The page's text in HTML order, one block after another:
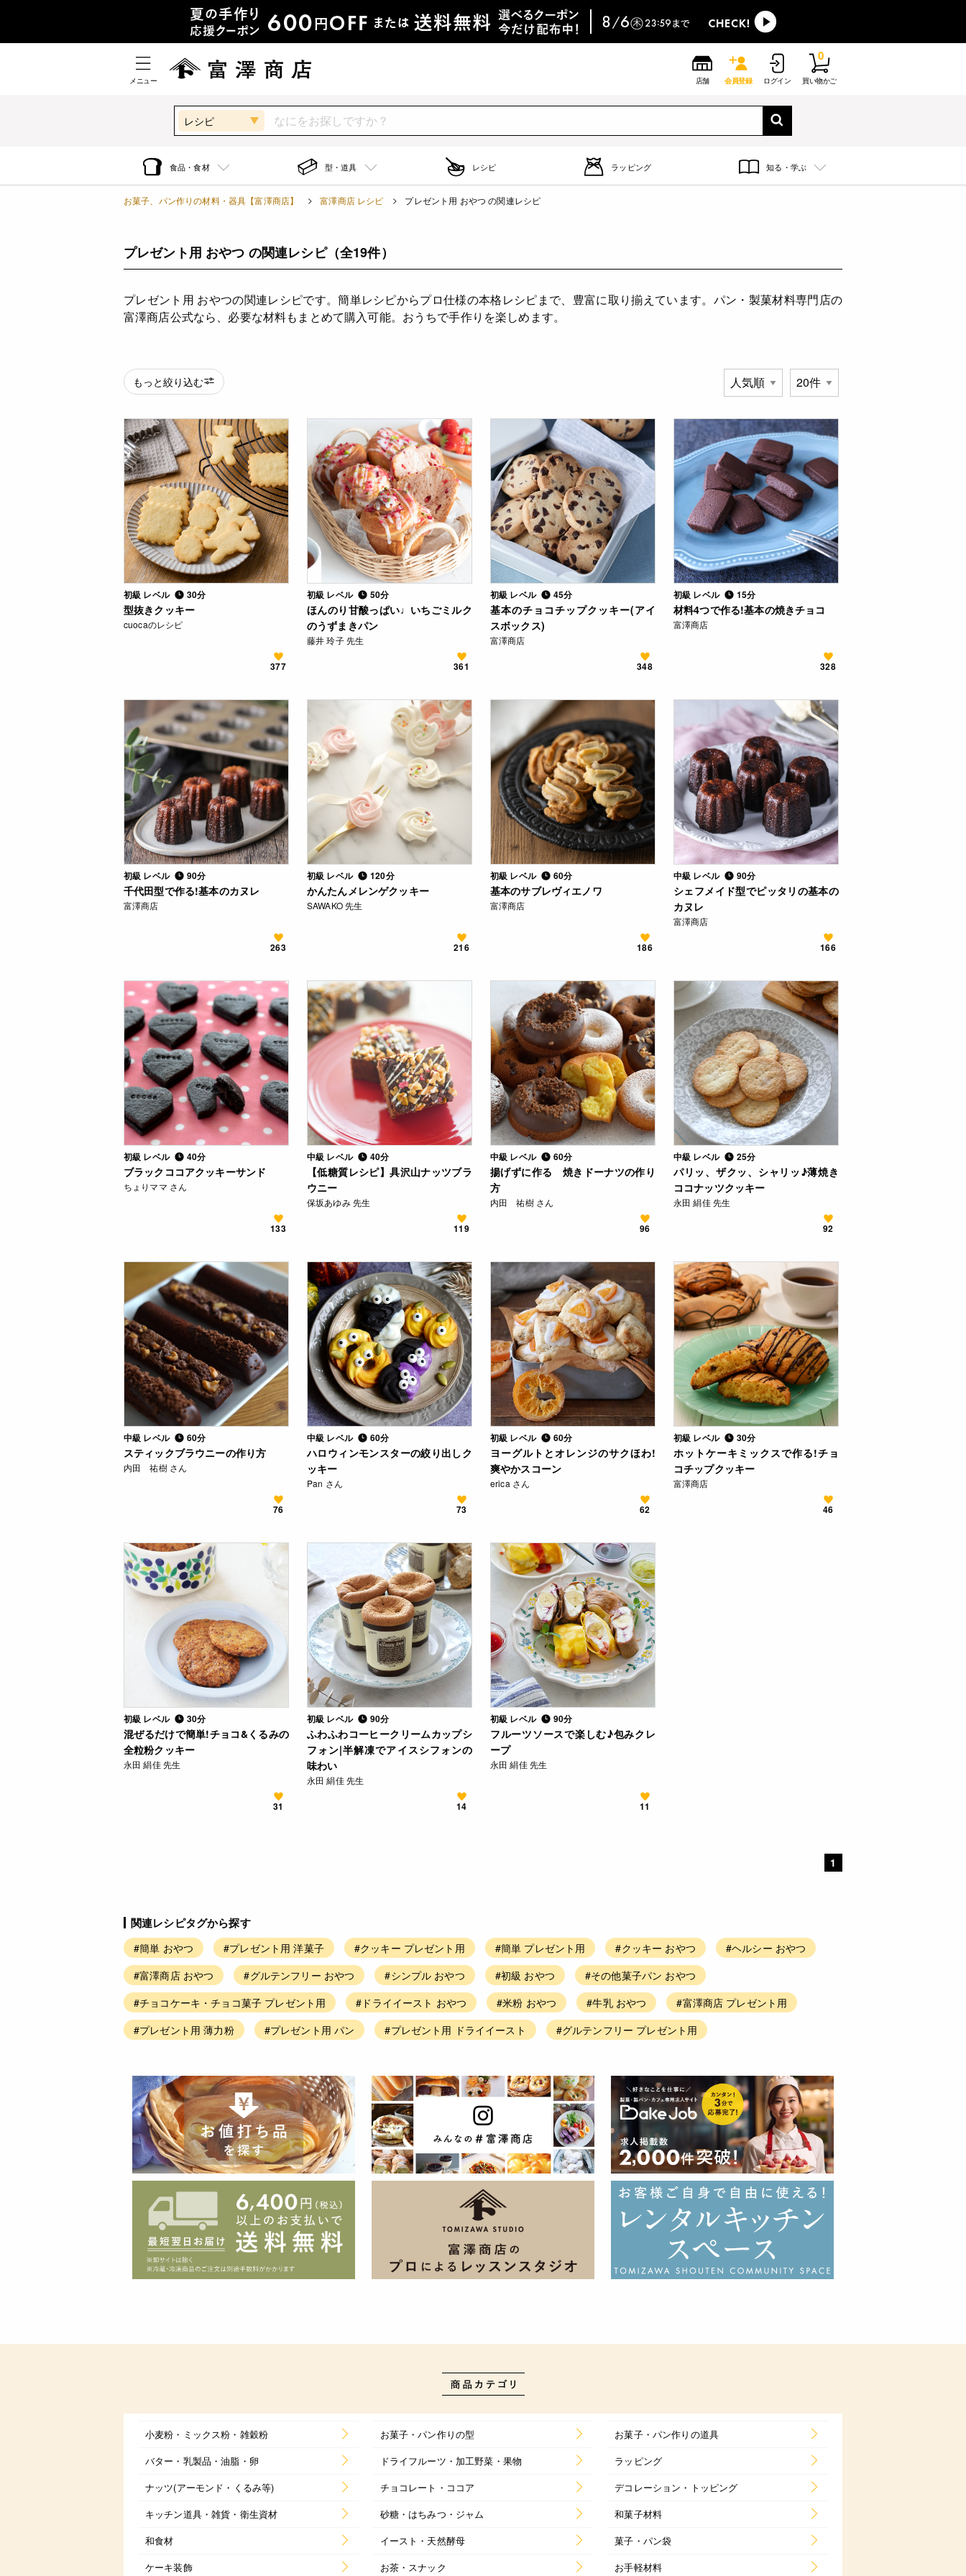
メニュー 店舗 会員登録 ログイン 買い物かご
0
レシピ
食品・食材 型・道具 レシピ ラッピング 知る・学ぶ
お菓子、パン作りの材料・器具【富澤商店】 富澤商店 レシピ プレゼント用 おやつ の関連レシピ
プレゼント用 おやつ の関連レシピ（全19件）
プレゼント用 おやつの関連レシピです。簡単レシピからプロ仕様の本格レシピまで、豊富に取り揃えています。パン・製菓材料専門店の
富澤商店公式なら、必要な材料もまとめて購入可能。おうちで手作りを楽しめます。
もっと絞り込む
初級 レベル 30分
型抜きクッキー
cuocaのレシピ
377
初級 レベル 50分
ほんのり甘酸っぱい♩いちごミルク
のうずまきパン
藤井 玲子 先生
361
初級 レベル 45分
基本のチョコチップクッキー(アイ
スボックス)
富澤商店
348
初級 レベル 15分
材料4つで作る!基本の焼きチョコ
富澤商店
328
初級 レベル 90分
千代田型で作る!基本のカヌレ
富澤商店
263
初級 レベル 120分
かんたんメレンゲクッキー
SAWAKO 先生
216
初級 レベル 60分
基本のサブレヴィエノワ
富澤商店
186
中級 レベル 90分
シェフメイド型でピッタリの基本の
カヌレ
富澤商店
166
初級 レベル 40分
ブラックココアクッキーサンド
ちょりママ さん
133
中級 レベル 40分
【低糖質レシピ】具沢山ナッツブラ
ウニー
保坂あゆみ 先生
119
中級 レベル 60分
揚げずに作る 焼きドーナツの作り
方
内田 祐樹 さん
96
中級 レベル 25分
パリッ、ザクッ、シャリッ♪薄焼き
ココナッツクッキー
永田 絹佳 先生
92
中級 レベル 60分
スティックブラウニーの作り方
内田 祐樹 さん
76
中級 レベル 60分
ハロウィンモンスターの絞り出しク
ッキー
Pan さん
73
初級 レベル 60分
ヨーグルトとオレンジのサクほわ!
爽やかスコーン
erica さん
62
初級 レベル 30分
ホットケーキミックスで作る!チョ
コチップクッキー
富澤商店
46
初級 レベル 30分
混ぜるだけで簡単!チョコ&くるみの
全粒粉クッキー
永田 絹佳 先生
31
初級 レベル 90分
ふわふわコーヒークリームカップシ
フォン|半解凍でアイスシフォンの
味わい
永田 絹佳 先生
14
初級 レベル 90分
フルーツソースで楽しむ♪包みクレ
ープ
永田 絹佳 先生
11
1
関連レシピタグから探す
#簡単 おやつ #プレゼント用 洋菓子 #クッキー プレゼント用 #簡単 プレゼント用 #クッキー おやつ
#ヘルシー おやつ
#富澤商店 おやつ
#グルテンフリー おやつ #シンプル おやつ #初級 おやつ
#その他菓子パン おやつ
#チョコケーキ・チョコ菓子 プレゼント用
#ドライイースト おやつ #米粉 おやつ #牛乳 おやつ
#富澤商店 プレゼント用
#プレゼント用 薄力粉
#プレゼント用 パン #プレゼント用 ドライイースト #グルテンフリー プレゼント用
小麦粉・ミックス粉・雑穀粉 お菓子・パン作りの型
お菓子・パン作りの道具
バター・乳製品・油脂・卵
ドライフルーツ・加工野菜・果物
ラッピング
ナッツ(アーモンド・くるみ等)
チョコレート・ココア
デコレーション・トッピング
キッチン道具・雑貨・衛生資材
砂糖・はちみつ・ジャム
和菓子材料
和食材
イースト・天然酵母
菓子・パン袋
ケーキ装飾
お茶・スナック お手軽材料